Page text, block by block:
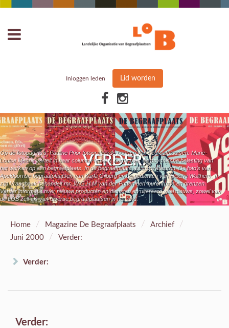
Inloggen leden Lid worden
VERDER:
Op de fotopagina’s: Pauline Prior fotografeerde poorten van begraafplaatsen. Marie-
Louise Meuris vertelt in haar column Hemel & Aarde over de psychische belasting van
het werken op een begraafplaats. In de begraafplaats als inspiratiebron: De foto’s van
Apeldoornse begraafplaatsen van Karla Gilberg en de gedichten van Helena Wolthers. In
zijn Vraagbaak behandelt mr. W.G.H.M van der Putten een ‘burenruzie’ en grenzen.
Verder informatie over nieuwe producten en diensten en uiteraard veel nieuws, zowel van
de LOB zelf als van diverse begraafplaatsen in het land.
Home / Magazine De Begraafplaats / Archief /
Juni 2000 / Verder:
Verder:
Verder: